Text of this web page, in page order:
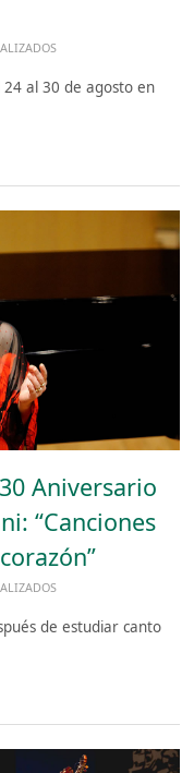
al 30 de agosto en
Aniversario
“Canciones
de estudiar canto